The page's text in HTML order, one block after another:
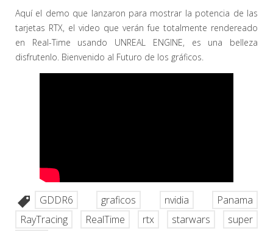
Aquí el demo que lanzaron para mostrar la potencia de las
tarjetas RTX, el video que verán fue totalmente rendereado
en Real-Time usando UNREAL ENGINE, es una belleza
disfrutenlo. Bienvenido al Futuro de los gráficos.
GDDR6 graficos nvidia
Panama
RayTracing
RealTime rtx starwars
super